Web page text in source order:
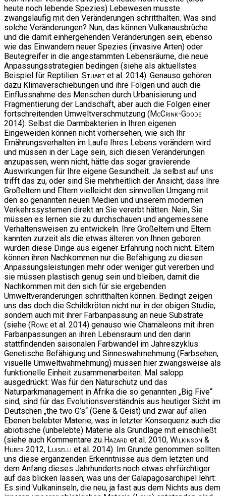
heute noch lebende Spezies) Lebewesen musste
zwangsläufig mit den Veränderungen schritthalten. Was sind
solche Veränderungen? Nun, das können Vulkanausbrüche
und die damit einhergehenden Veränderungen sein, ebenso
wie das Einwandern neuer Spezies (invasive Arten) oder
Beutegreifer in die angestammten Lebensräume, die neue
Anpassungsstrategien bedingen (siehe als aktuellstes
Beispiel für Reptilien: Stuart et al. 2014). Genauso gehören
dazu Klimaverschiebungen und ihre Folgen und auch die
Einflussnahme des Menschen durch Urbanisierung und
Fragmentierung der Landschaft, aber auch die Folgen einer
fortschreitenden Umweltverschmutzung (McCrink-Goode
2014). Selbst die Darmbakterien in Ihren eigenen
Eingeweiden können nicht vorhersehen, wie sich Ihr
Ernährungsverhalten im Laufe Ihres Lebens verändern wird
und müssen in der Lage sein, sich diesen Veränderungen
anzupassen, wenn nicht, hätte das sogar gravierende
Auswirkungen für Ihre eigene Gesundheit. Ja selbst auf uns
trifft das zu, oder sind Sie mehrheitlich der Ansicht, dass Ihre
Großeltern und Eltern vielleicht den sinnvollen Umgang mit
den so genannten neuen Medien und unserem modernen
Verkehrssystemen direkt an Sie vererbt hätten. Nein, Sie
müssen es lernen sie zu durchschauen und angemessene
Verhaltensweisen zu entwickeln. Ihre Großeltern und Eltern
kannten zurzeit als die etwas älteren von Ihnen geboren
wurden diese Dinge aus eigener Erfahrung noch nicht. Eltern
können ihren Nachkommen nur die Befähigung zu diesen
Anpassungsleistungen mehr oder weniger gut vererben und
sie müssen plastisch genug sein und bleiben, damit die
Nachkommen mit den sich für sie ergebenden
Umweltveränderungen schritthalten können. Bedingt zeigen
uns das doch die Schildkröten nicht nur in der obigen Studie,
sondern auch mit ihrer Farbanpassung an neue Substrate
(siehe (Rowe et al. 2014) genauso wie Chamäleons mit ihren
Farbanpassungen an ihren Lebensraum und den darin
stattfindenden saisonalen Farbwandel im Jahreszyklus.
Genetische Befähigung und Sinneswahrnehmung (Farbsehen,
visuelle Umweltwahrnehmung) müssen hier zwangsweise als
funktionelle Einheit zusammenarbeiten. Mal salopp
ausgedrückt: Was für den Naturschutz und das
Naturparkmanagement in Afrika die so genannten „Big Five“
sind, sind für das Evolutionsverständnis aus heutiger Sicht im
Deutschen „the two G’s“ (Gene & Geist) und zwar auf allen
Ebenen belebter Materie, was in letzter Konsequenz auch die
abiotische (unbelebte) Materie als Grundlage mit einschließt
(siehe auch Kommentare zu Hazard et al. 2010, Wilkinson &
Huber 2012, Luiselli et al. 2014). Im Grunde genommen sollten
uns diese ergänzenden Erkenntnisse aus dem letzten und
dem Anfang dieses Jahrhunderts noch etwas ehrfürchtiger
auf das blicken lassen, was uns der Galapagosarchipel lehrt:
Es sind Vulkaninseln, die neu, ja fast aus dem Nichts aus dem